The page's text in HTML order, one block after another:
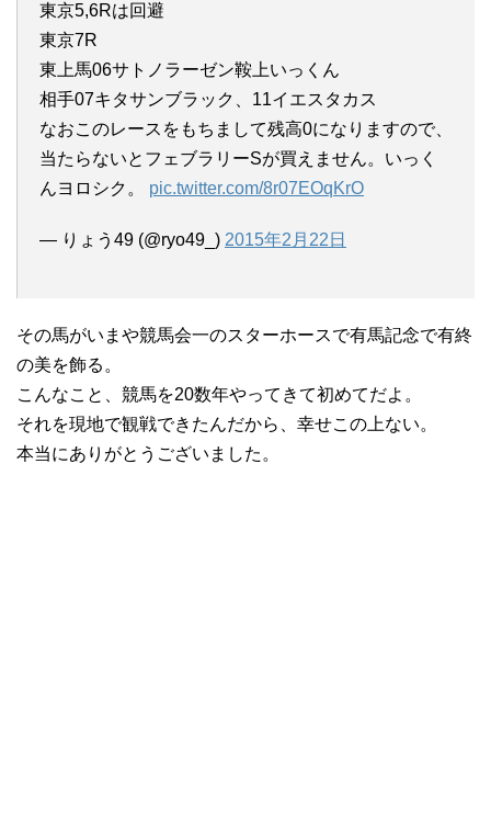
東京5,6Rは回避
東京7R
東上馬06サトノラーゼン鞍上いっくん
相手07キタサンブラック、11イエスタカス
なおこのレースをもちまして残高0になりますので、
当たらないとフェブラリーSが買えません。いっく
んヨロシク。 pic.twitter.com/8r07EOqKrO
— りょう49 (@ryo49_) 2015年2月22日
その馬がいまや競馬会一のスターホースで有馬記念で有終
の美を飾る。
こんなこと、競馬を20数年やってきて初めてだよ。
それを現地で観戦できたんだから、幸せこの上ない。
本当にありがとうございました。